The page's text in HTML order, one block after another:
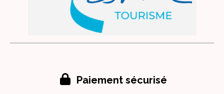
 Paiement sécurisé